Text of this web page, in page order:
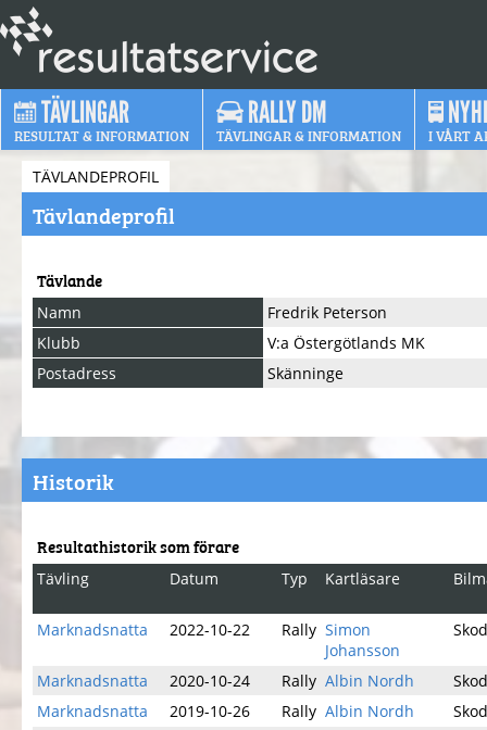
TÄVLINGAR
RESULTAT & INFORMATION
RALLY DM
TÄVLINGAR & INFORMATION I VÅRT
TÄVLANDEPROFIL
Tävlandeprofil
Tävlande
Namn
Fredrik Peterson
Klubb
V:a Östergötlands MK
Postadress
Skänninge
Historik
Resultathistorik som förare
Tävling Datum Typ Kartläsare
Marknadsnatta 2022-10-22 Rally Simon
Johansson
Marknadsnatta 2020-10-24 Rally Albin Nordh
Marknadsnatta
2019-10-26 Rally Albin Nordh